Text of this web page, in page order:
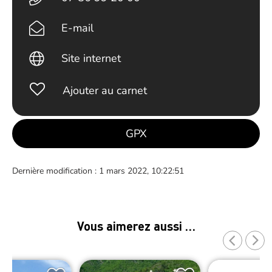
E-mail
Site internet
Ajouter au carnet
GPX
Dernière modification : 1 mars 2022, 10:22:51
Vous aimerez aussi …